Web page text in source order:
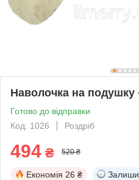
Наволочка на подушку
Готово до відправки
Код: 1026
Роздріб
494 ₴ 520 ₴
Економія 26 ₴